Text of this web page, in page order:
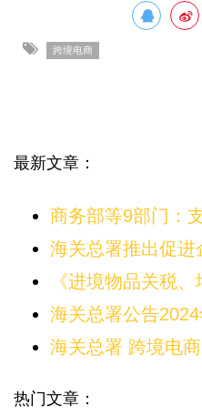
跨境电商
最新文章：
商务部等9部门：
海关总署推出促进
《进境物品关税
海关总署公告
海关总署 跨境电
热门文章：